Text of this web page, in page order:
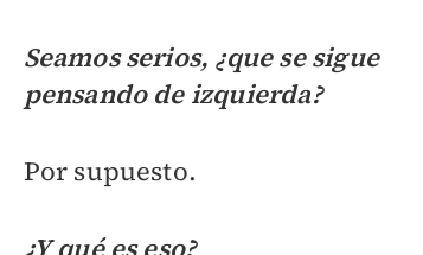
Seamos serios, ¿que se sigue
pensando de izquierda?
Por supuesto.